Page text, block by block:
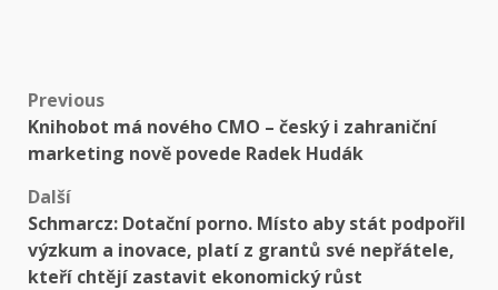
Post
navigation
Previous
Knihobot má nového CMO – český i zahraniční
marketing nově povede Radek Hudák
Další
Schmarcz: Dotační porno. Místo aby stát podpořil
výzkum a inovace, platí z grantů své nepřátele,
kteří chtějí zastavit ekonomický růst